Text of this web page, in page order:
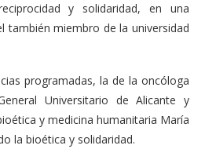
y solidaridad, en una
también miembro de la universidad
programadas, la de la oncóloga
Universitario de Alicante y
y medicina humanitaria María
la bioética y solidaridad.